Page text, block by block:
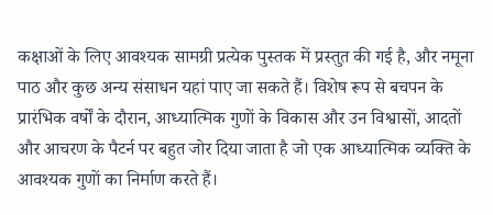
कक्षाओं के लिए आवश्यक सामग्री प्रत्येक पुस्तक में प्रस्तुत की गई है, और नमूना
पाठ और कुछ अन्य संसाधनयहांपाए जा सकते हैं। विशेष रूप से बचपन के
प्रारंभिक वर्षों के दौरान, आध्यात्मिक गुणों के विकास और उन विश्वासों, आदतों
और आचरण के पैटर्न पर बहुत जोर दिया जाता है जो एक आध्यात्मिक व्यक्ति के
आवश्यक गुणों का निर्माण करते हैं।